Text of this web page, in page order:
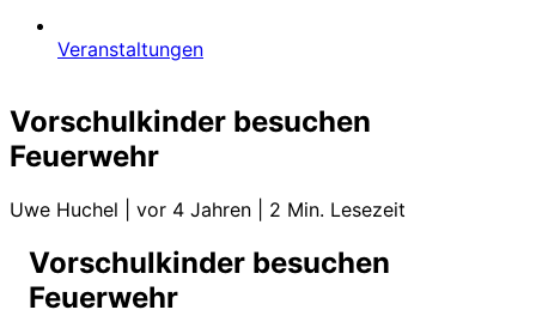
Veranstaltungen
Vorschulkinder besuchen
Feuerwehr
Uwe Huchel vor 4 Jahren 2 Min. Lesezeit
Vorschulkinder besuchen
Feuerwehr